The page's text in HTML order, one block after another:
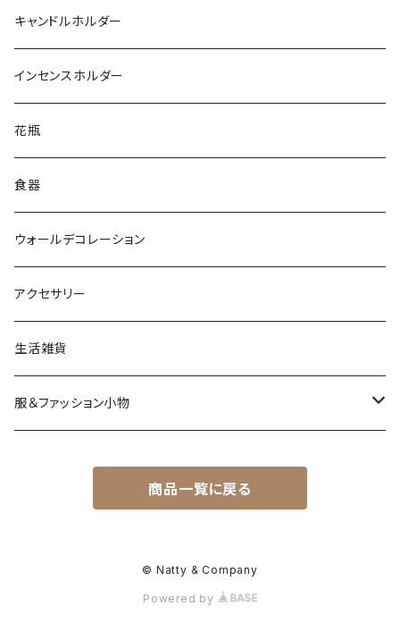
キャンドルホルダー
インセンスホルダー
花瓶
食器
ウォールデコレーション
アクセサリー
生活雑貨
服＆ファッション小物
商品一覧に戻る
© Natty & Company
Powered by